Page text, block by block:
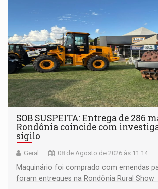
SOB SUSPEITA: Entrega de 286
Rondônia coincide com
sigilo
Geral 08 de Agosto de 2026 às 11:14
Maquinário foi comprado com emendas
foram entregues na Rondônia Rural Show